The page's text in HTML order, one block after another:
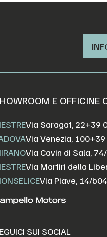
E OFFICINE
Via Saragat, 22+39
Via Venezia, 100+39
Via Cavin di Sala,
Via Martiri della
Via Piave, 14/b
SUI SOCIAL